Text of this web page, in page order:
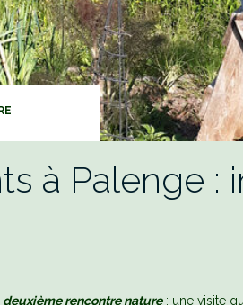
à Palenge :
deuxième rencontre nature: une visite